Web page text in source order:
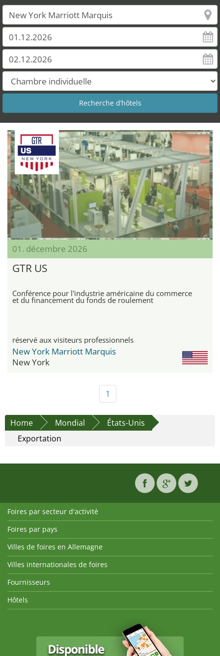
01. décembre 2026
GTR US
Conférence pour l'industrie américaine du commerce
et du financement du fonds de roulement
réservé aux visiteurs professionnels
New York Marriott Marquis
New York
1
Home Mondial
États-Unis
Exportation
Foires par secteur d'activité
Foires par pays
Villes de foires en Allemagne
Villes internationales de foires
Fournisseurs
Hôtels